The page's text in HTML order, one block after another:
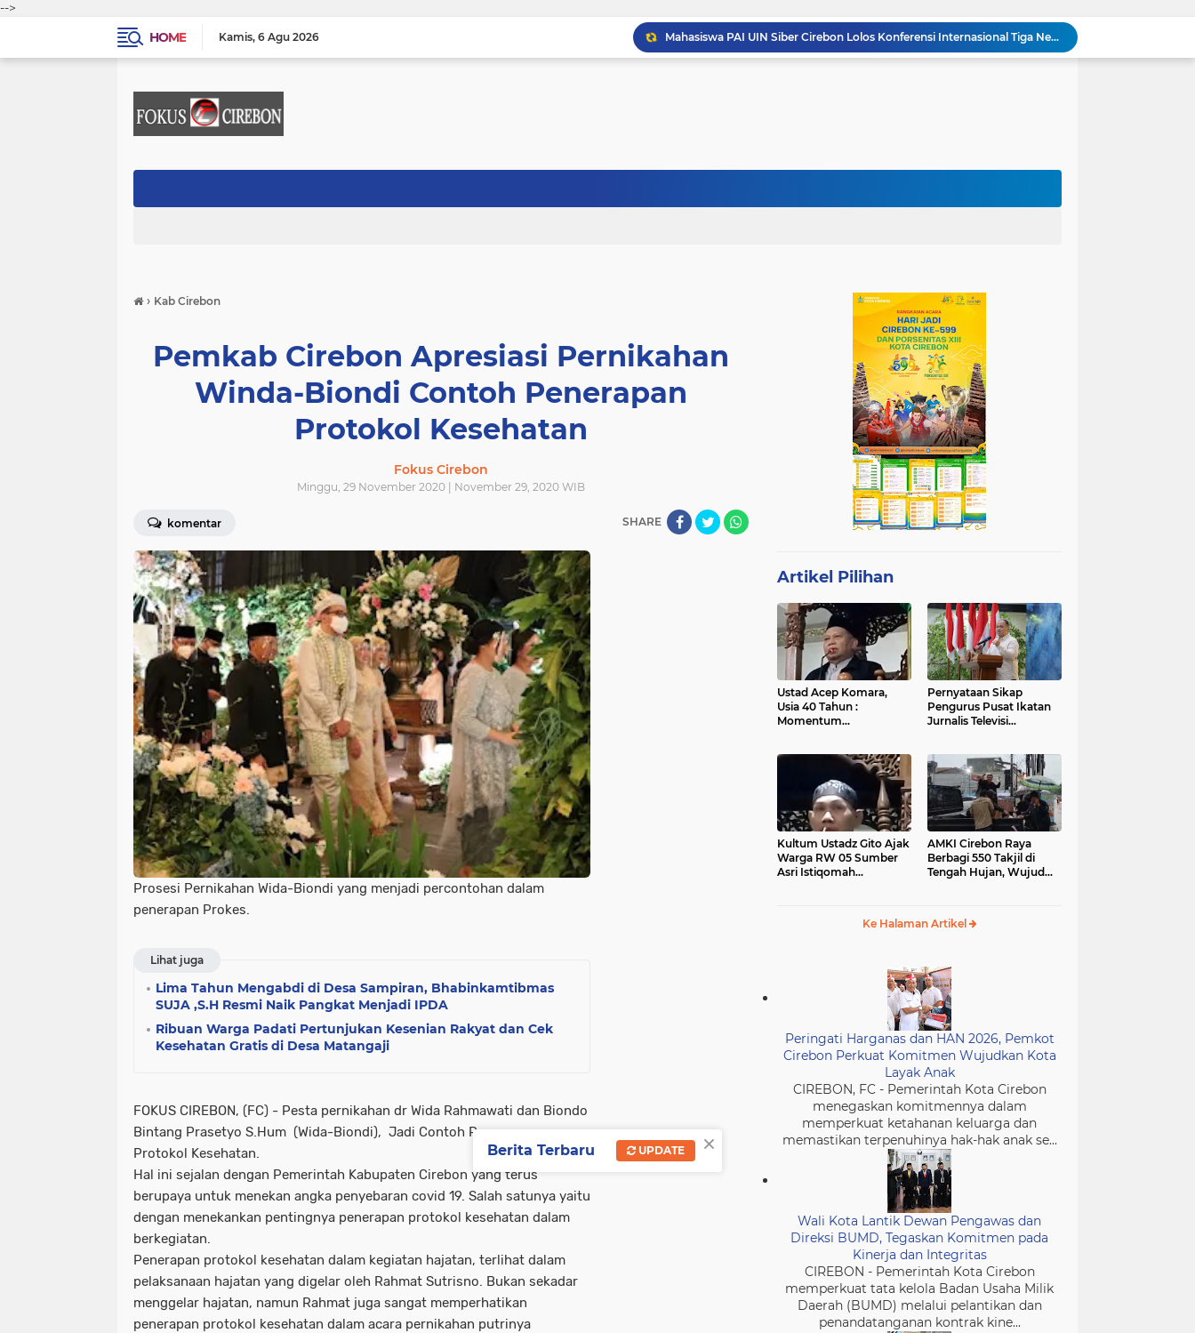
-->
HOME
Kamis 6 Agu 2026
KKN Kelompok 89 UIN Siber Cirebon Berikan Edukasi Kesehatan Gigi Siswa SDN 3 Cipanas
KKN Kelompok 106 UIN Siber Cirebon Dampingi Pelaku UMKM Desa Sindangjawa Urus NIB dan Sertifikat Halal
Wali Kota Lantik Dewan Pengawas dan Direksi BUMD, Tegaskan Komitmen pada Kinerja dan Integritas
› Kab Cirebon
Pemkab Cirebon Apresiasi Pernikahan
Winda-Biondi Contoh Penerapan
Protokol Kesehatan
Fokus Cirebon
Minggu, 29 November 2020 | November 29, 2020 WIB
komentar SHARE
Prosesi Pernikahan Wida-Biondi yang menjadi percontohan dalam
penerapan Prokes.
Lihat juga
Lima Tahun Mengabdi di Desa Sampiran, Bhabinkamtibmas
SUJA ,S.H Resmi Naik Pangkat Menjadi IPDA
Ribuan Warga Padati Pertunjukan Kesenian Rakyat dan Cek
Kesehatan Gratis di Desa Matangaji
FOKUS CIREBON, (FC) - Pesta pernikahan dr Wida Rahmawati dan Biondo
Bintang Prasetyo S.Hum (Wida-Biondi), Jadi Contoh Penerapan
Protokol Kesehatan.
Hal ini sejalan dengan Pemerintah Kabupaten Cirebon yang terus
berupaya untuk menekan angka penyebaran covid 19. Salah satunya yaitu
dengan menekankan pentingnya penerapan protokol kesehatan dalam
berkegiatan.
Penerapan protokol kesehatan dalam kegiatan hajatan, terlihat dalam
pelaksanaan hajatan yang digelar oleh Rahmat Sutrisno. Bukan sekadar
menggelar hajatan, namun Rahmat juga sangat memperhatikan
penerapan protokol kesehatan dalam acara pernikahan putrinya
Artikel Pilihan
Ustad Acep Komara,
Usia 40 Tahun :
Momentum
Pernyataan Sikap
Pengurus Pusat Ikatan
Jurnalis Televisi
Kultum Ustadz Gito Ajak
Warga RW 05 Sumber
Asri Istiqomah
AMKI Cirebon Raya
Berbagi 550 Takjil di
Tengah Hujan, Wujud
Ke Halaman Artikel
Peringati Harganas dan HAN 2026, Pemkot
Cirebon Perkuat Komitmen Wujudkan Kota
Layak Anak
CIREBON, FC - Pemerintah Kota Cirebon
menegaskan komitmennya dalam
memperkuat ketahanan keluarga dan
memastikan terpenuhinya hak-hak anak se...
Wali Kota Lantik Dewan Pengawas dan
Direksi BUMD, Tegaskan Komitmen pada
Kinerja dan Integritas
CIREBON - Pemerintah Kota Cirebon
memperkuat tata kelola Badan Usaha Milik
Daerah (BUMD) melalui pelantikan dan
penandatanganan kontrak kine...
×
Berita Terbaru UPDATE